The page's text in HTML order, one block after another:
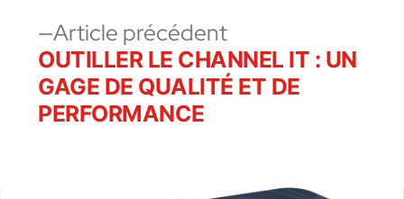
Article précédent
OUTILLER LE CHANNEL IT : UN
GAGE DE QUALITÉ ET DE
PERFORMANCE